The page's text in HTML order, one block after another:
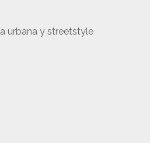
urbana y streetstyle